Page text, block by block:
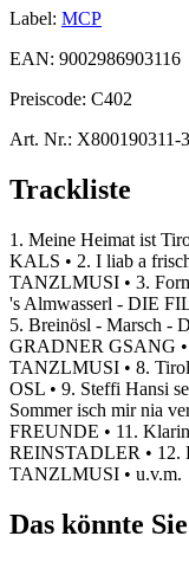
Label: MCP
EAN: 9002986903116
Preiscode: C402
Art. Nr.: X800190311-3
Trackliste
1. Meine Heimat ist
KALS • 2. I liab a
TANZLMUSI • 3.
's Almwasserl - DIE
5. Breinösl - Marsch -
GRADNER GSANG
TANZLMUSI • 8.
OSL • 9. Steffi Hansi
Sommer isch mir nia
FREUNDE • 11.
REINSTADLER • 12.
TANZLMUSI • u.v.m.
Das könnte